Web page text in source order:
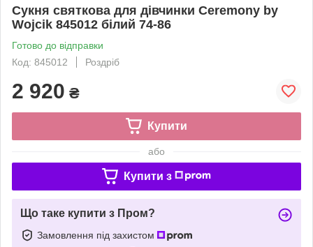
Сукня святкова для дівчинки Ceremony by
Wojcik 845012 білий 74-86
Готово до відправки
Код: 845012
Роздріб
2 920 ₴
Купити
або
Купити з
Що таке купити з Пром?
Замовлення під захистом